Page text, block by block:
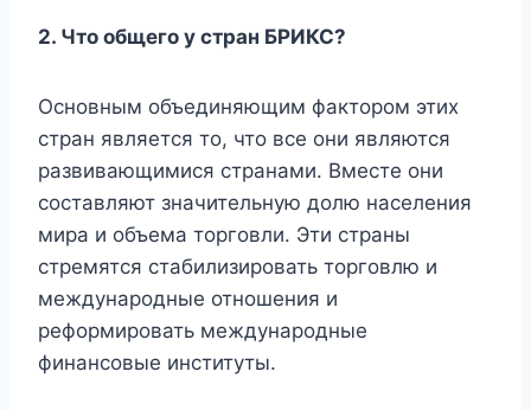
2. Что общего у стран БРИКС?
Основным объединяющим фактором этих
стран является то, что все они являются
развивающимися странами. Вместе они
составляют значительную долю населения
мира и объема торговли. Эти страны
стремятся стабилизировать торговлю и
международные отношения и
реформировать международные
финансовые институты.